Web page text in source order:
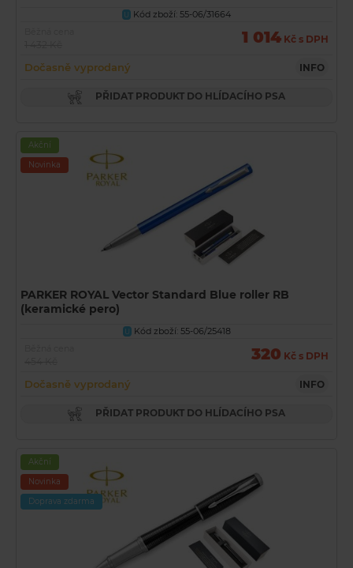
U
Kód zboží: 55-06/31664
1 014 Kč s DPH
Dočasně vyprodaný INFO
PŘIDAT PRODUKT DO HLÍDACÍHO PSA
Akční
Novinka
PARKER ROYAL Vector Standard Blue roller RB
(keramické pero)
U Kód zboží: 55-06/25418
320 Kč s DPH
Dočasně vyprodaný INFO
PŘIDAT PRODUKT DO HLÍDACÍHO PSA
Akční
Novinka
Doprava zdarma